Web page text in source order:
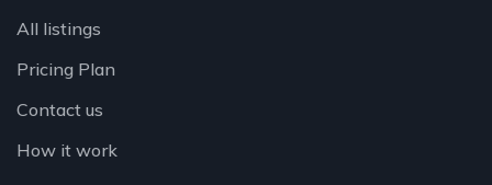
All listings
Pricing Plan
Contact us
How it work